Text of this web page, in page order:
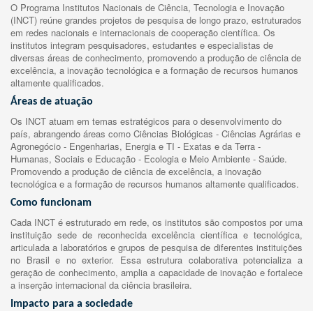
O Programa Institutos Nacionais de Ciência, Tecnologia e Inovação
(INCT) reúne grandes projetos de pesquisa de longo prazo, estruturados
em redes nacionais e internacionais de cooperação científica. Os
institutos integram pesquisadores, estudantes e especialistas de
diversas áreas de conhecimento, promovendo a produção de ciência de
excelência, a inovação tecnológica e a formação de recursos humanos
altamente qualificados.
Áreas de atuação
Os INCT atuam em temas estratégicos para o desenvolvimento do
país, abrangendo áreas como Ciências Biológicas - Ciências Agrárias e
Agronegócio - Engenharias, Energia e TI - Exatas e da Terra -
Humanas, Sociais e Educação - Ecologia e Meio Ambiente - Saúde.
Promovendo a produção de ciência de excelência, a inovação
tecnológica e a formação de recursos humanos altamente qualificados.
Como funcionam
Cada INCT é estruturado em rede, os institutos são compostos por uma
instituição sede de reconhecida excelência científica e tecnológica,
articulada a laboratórios e grupos de pesquisa de diferentes instituições
no Brasil e no exterior. Essa estrutura colaborativa potencializa a
geração de conhecimento, amplia a capacidade de inovação e fortalece
a inserção internacional da ciência brasileira.
Impacto para a sociedade